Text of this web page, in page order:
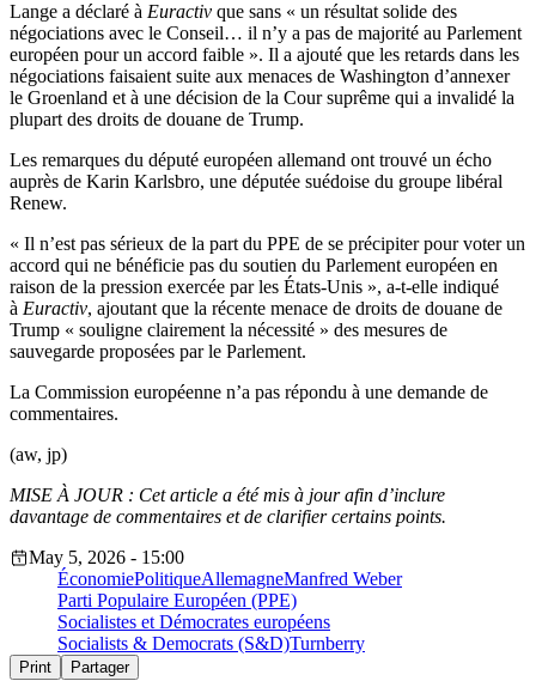
Lange a déclaré à Euractiv que sans « un résultat solide des
négociations avec le Conseil… il n’y a pas de majorité au Parlement
européen pour un accord faible ». Il a ajouté que les retards dans les
négociations faisaient suite aux menaces de Washington d’annexer
le Groenland et à une décision de la Cour suprême qui a invalidé la
plupart des droits de douane de Trump.
Les remarques du député européen allemand ont trouvé un écho
auprès de Karin Karlsbro, une députée suédoise du groupe libéral
Renew.
« Il n’est pas sérieux de la part du PPE de se précipiter pour voter un
accord qui ne bénéficie pas du soutien du Parlement européen en
raison de la pression exercée par les États-Unis », a-t-elle indiqué
à Euractiv, ajoutant que la récente menace de droits de douane de
Trump « souligne clairement la nécessité » des mesures de
sauvegarde proposées par le Parlement.
La Commission européenne n’a pas répondu à une demande de
commentaires.
(aw, jp)
MISE À JOUR : Cet article a été mis à jour afin d’inclure
davantage de commentaires et de clarifier certains points.
May 5, 2026 - 15:00
ÉconomiePolitiqueAllemagneManfred Weber
Parti Populaire Européen (PPE)
Socialistes et Démocrates européens
Socialists & Democrats (S&D)Turnberry
Print Partager